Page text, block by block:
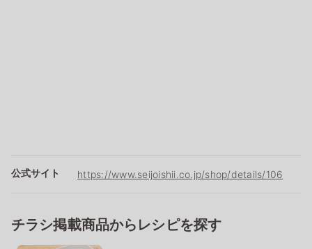
公式サイト https://www.seijoishii.co.jp/shop/details/106
チラシ掲載商品からレシピを探す